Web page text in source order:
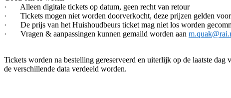
· Alleen digitale tickets op datum, geen recht van retour
· Tickets mogen niet worden doorverkocht, deze prijzen gelden
· De prijs van het Huishoudbeurs ticket mag niet los worden
· Vragen & aanpassingen kunnen gemaild worden aan
Tickets worden na bestelling gereserveerd en uiterlijk op de laatste
de verschillende data verdeeld worden.